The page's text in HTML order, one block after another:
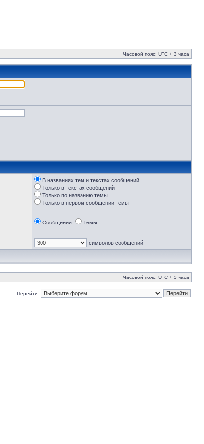
Часовой пояс: UTC + 3 часа
В названиях тем и текстах сообщений
Только в текстах сообщений
Только по названию темы
Только в первом сообщении темы
Сообщения Темы
символов сообщений
Часовой пояс: UTC + 3 часа
Перейти: